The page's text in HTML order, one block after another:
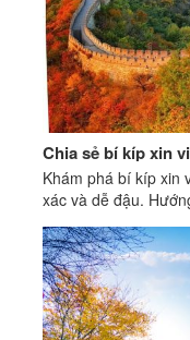
Chia sẻ bí kíp xin
Khám phá bí kíp xin
xác và dễ đậu.